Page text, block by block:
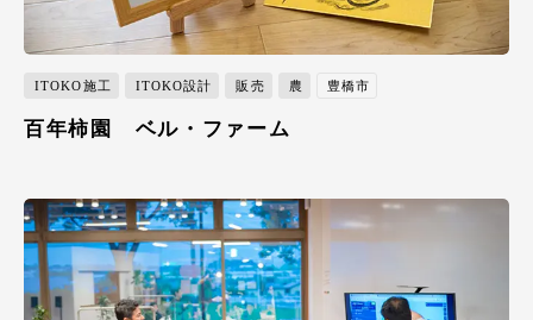
ITOKO施工 ITOKO設計 販売 農 豊橋市
百年柿園 ベル・ファーム